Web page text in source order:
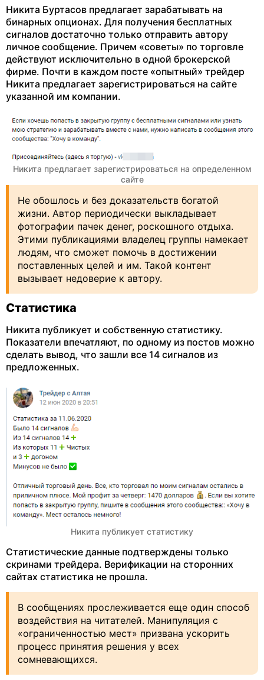
Никита Буртасов предлагает зарабатывать на
бинарных опционах. Для получения бесплатных
сигналов достаточно только отправить автору
личное сообщение. Причем «советы» по торговле
действуют исключительно в одной брокерской
фирме. Почти в каждом посте «опытный» трейдер
Никита предлагает зарегистрироваться на сайте
указанной им компании.
Никита предлагает зарегистрироваться на определенном
сайте
Не обошлось и без доказательств богатой
жизни. Автор периодически выкладывает
фотографии пачек денег, роскошного отдыха.
Этими публикациями владелец группы намекает
людям, что сможет помочь в достижении
поставленных целей и им. Такой контент
вызывает недоверие к автору.
Статистика
Никита публикует и собственную статистику.
Показатели впечатляют, по одному из постов можно
сделать вывод, что зашли все 14 сигналов из
предложенных.
Никита публикует статистику
Статистические данные подтверждены только
скринами трейдера. Верификации на сторонних
сайтах статистика не прошла.
В сообщениях прослеживается еще один способ
воздействия на читателей. Манипуляция с
«ограниченностью мест» призвана ускорить
процесс принятия решения у всех
сомневающихся.